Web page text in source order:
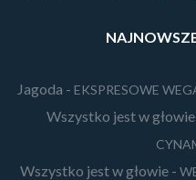
Jagoda - EKSPRESOWE
Wszystko jest w głowie
Wszystko jest w głowie -